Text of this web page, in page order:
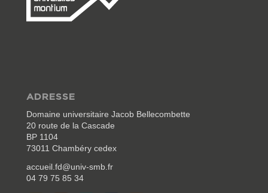
ADRESSE
Domaine universitaire Jacob Bellecombette
20 route de la Cascade
BP 1104
73011 Chambéry cedex
accueil.fd@univ-smb.fr
04 79 75 85 34